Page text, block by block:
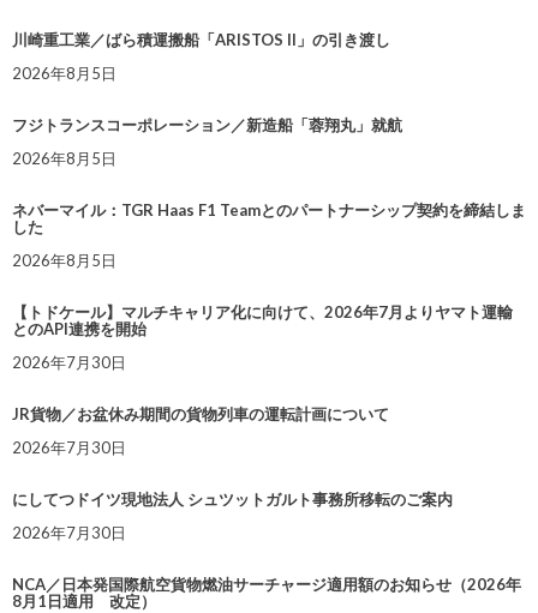
川崎重工業／ばら積運搬船「ARISTOS II」の引き渡し
2026年8月5日
フジトランスコーポレーション／新造船「蓉翔丸」就航
2026年8月5日
ネバーマイル：TGR Haas F1 Teamとのパートナーシップ契約を締結しま
した
2026年8月5日
【トドケール】マルチキャリア化に向けて、2026年7月よりヤマト運輸
とのAPI連携を開始
2026年7月30日
JR貨物／お盆休み期間の貨物列車の運転計画について
2026年7月30日
にしてつドイツ現地法人 シュツットガルト事務所移転のご案内
2026年7月30日
NCA／日本発国際航空貨物燃油サーチャージ適用額のお知らせ（2026年
8月1日適用 改定）